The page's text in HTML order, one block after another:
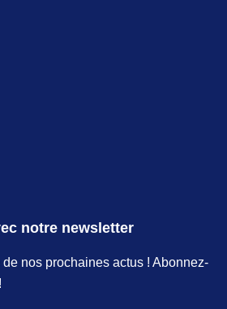
notre newsletter
nos prochaines actus ! Abonnez-